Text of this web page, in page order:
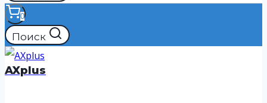
0
Поиск
AXplus